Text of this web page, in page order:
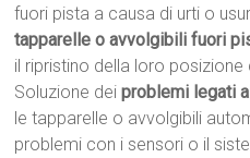
fuori pista a causa di urti o
tapparelle o avvolgibili fuori
il ripristino della loro
Soluzione deiproblemi legati
le tapparelle o avvolgibili
problemi con i sensori o il